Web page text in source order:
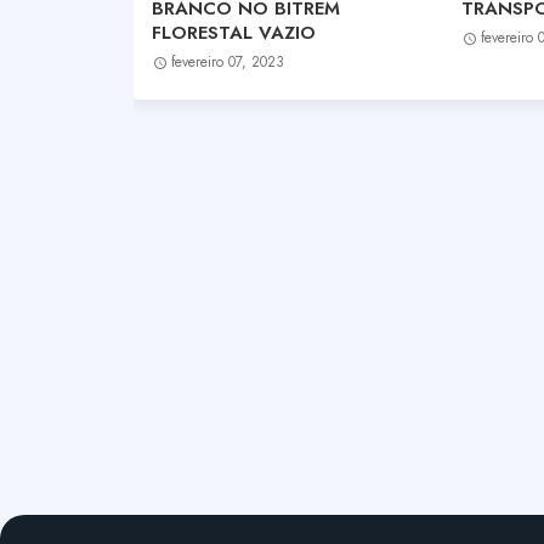
BRANCO NO BITREM
FLORESTAL VAZIO
fevereiro 07, 2023
fevereiro